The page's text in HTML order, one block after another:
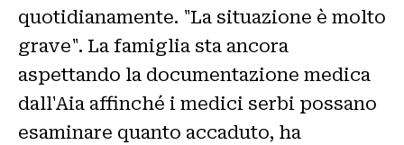
quotidianamente. "La situazione è molto
grave". La famiglia sta ancora
aspettando la documentazione medica
dall'Aia affinché i medici serbi possano
esaminare quanto accaduto, ha